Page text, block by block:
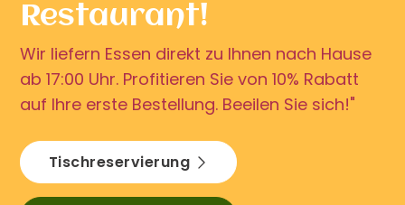
Restaurant!
Wir liefern Essen direkt zu Ihnen nach Hause
ab 17:00 Uhr. Profitieren Sie von 10% Rabatt
auf Ihre erste Bestellung. Beeilen Sie sich!"
Tischreservierung